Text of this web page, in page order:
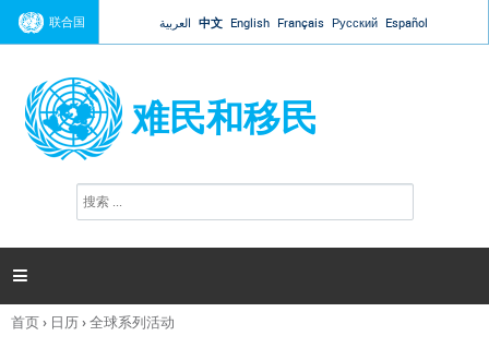
Jump to navigation
联合国 العربية 中文 English Français Русский Español
难民和移民
搜
索

你
首页› 日历›全球系列活动